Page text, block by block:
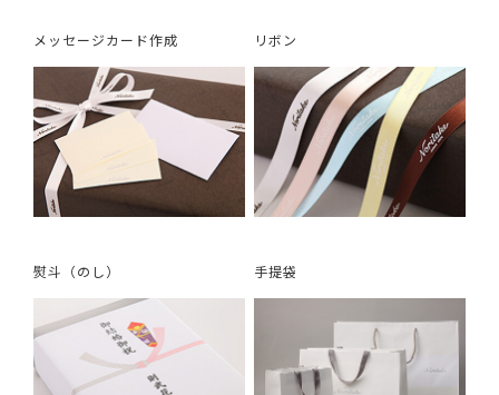
メッセージカード作成 リボン
熨斗（のし） 手提袋